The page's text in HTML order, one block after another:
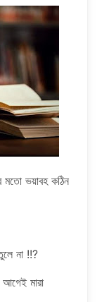
মতো ভয়াবহ কঠিন
না !!?
মারা